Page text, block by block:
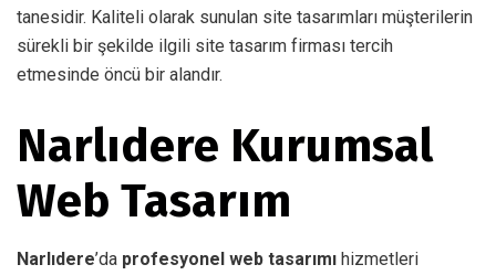
tanesidir. Kaliteli olarak sunulan site tasarımları müşterilerin
sürekli bir şekilde ilgili site tasarım firması tercih
etmesinde öncü bir alandır.
Narlıdere Kurumsal
Web Tasarım
Narlıdere’da profesyonel web tasarımı hizmetleri